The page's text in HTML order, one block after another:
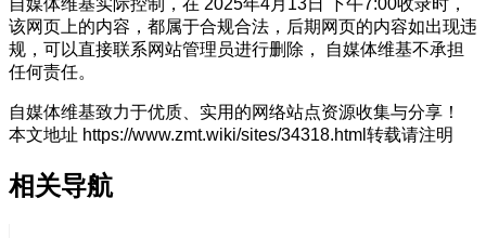
自媒体维基实际控制，在 2025年4月13日 下午7:00收录时，
该网页上的内容，都属于合规合法，后期网页的内容如出现违
规，可以直接联系网站管理员进行删除， 自媒体维基不承担
任何责任。
自媒体维基致力于优质、实用的网络站点资源收集与分享！
本文地址 https://www.zmt.wiki/sites/34318.html转载请注明
相关导航